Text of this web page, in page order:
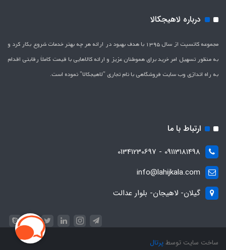
درباره لاهیجکالا
مجموعه کانسپت از سال 1395 با هدف بهبود در ارائه هر چه بهتر خدمات شروع بکار کرد و
به منظور تسهیل امر خرید برای هموطنان عزیز و ارائه کالاهایی با قیمت کاملاَ رقابتی اقدام
به راه اندازی وب سایت فروشگاهی با نام تجاری "لاهیج­کالا" نموده است.
ارتباط با ما
09113181498 - 01341230697
info@lahijkala.com
گیلان- لاهیجان- بلوار عدالت
ساخت سایت توسطپرتال